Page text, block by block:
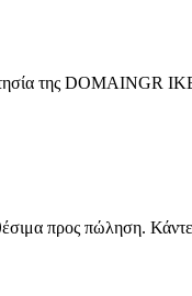
της DOMAINGR
προς πώληση.